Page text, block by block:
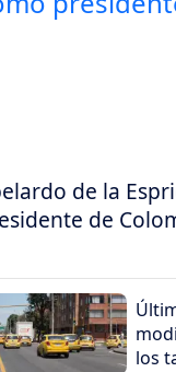
de la
de
los